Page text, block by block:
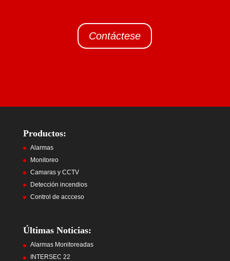
Contáctese
Productos:
Alarmas
Monitoreo
Camaras y CCTV
Detección incendios
Control de accceso
Últimas Noticias:
Alarmas Monitoreadas
INTERSEC 22